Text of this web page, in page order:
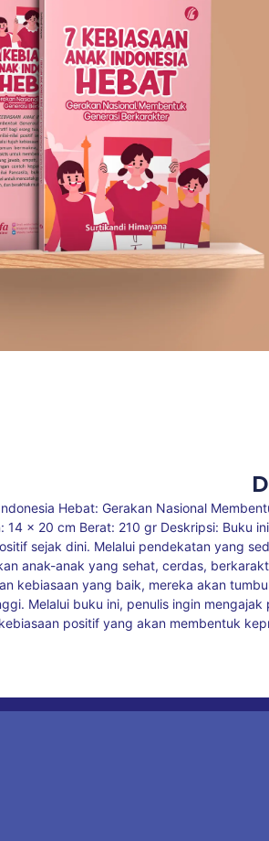
Hebat: Gerakan Nasional
14 x 20 cm Berat: 210 gr Deskripsi: Buku
sejak dini. Melalui pendekatan yang
anak-anak yang sehat, cerdas,
kebiasaan yang baik, mereka akan
Melalui buku ini, penulis ingin
positif yang akan membentuk